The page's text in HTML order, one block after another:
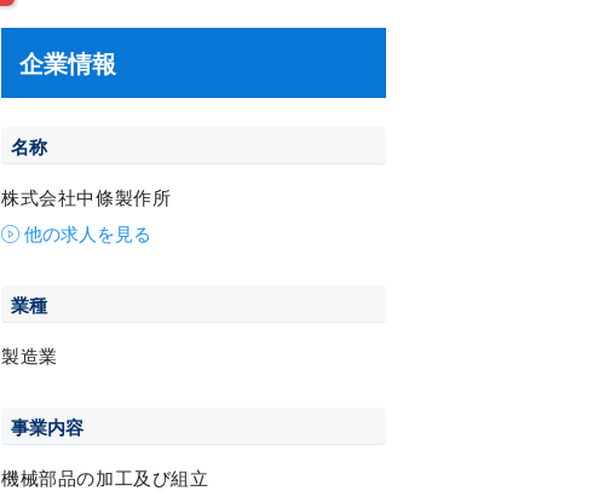
企業情報
名称
株式会社中條製作所
他の求人を見る
業種
製造業
事業内容
機械部品の加工及び組立